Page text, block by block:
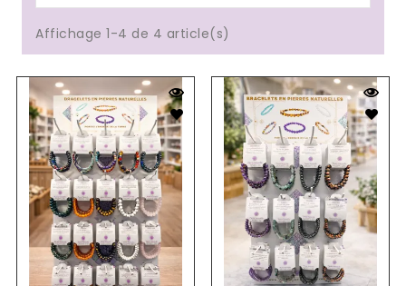
Affichage 1-4 de 4 article(s)